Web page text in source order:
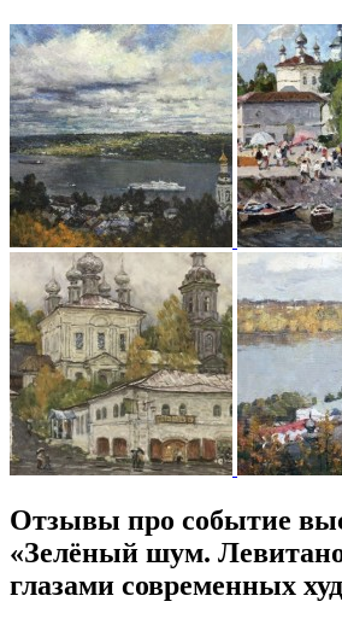
Отзывы про событие
«Зелёный шум.
глазами современных